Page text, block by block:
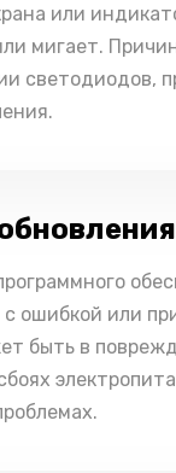
или
мигает.
светодиодов,
ошибкой или
быть в